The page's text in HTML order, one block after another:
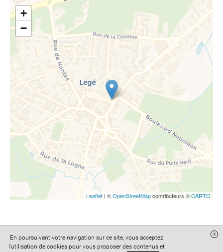
+
−
Leaflet | ©OpenStreetMapcontributeurs ©CARTO
Site réalisé avecDigital Avocat
Accès administration
Confidentialité Conditions Générales de Vente
En poursuivant votre navigation sur ce site, vous acceptez
l'utilisation de cookies pour vous proposer des contenus et
x